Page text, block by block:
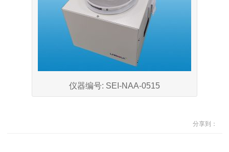
仪器编号: SEI-NAA-0515
分享到：